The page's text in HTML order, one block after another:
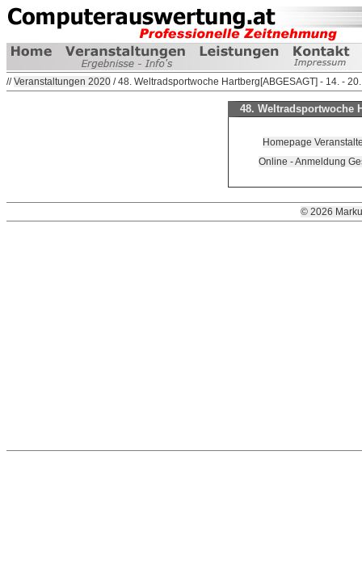
//Veranstaltungen 2020 / 48. Weltradsportwoche Hartberg[ABGESAGT] - 14. -
48. Weltradsportwoche
Homepage
Online - Anmeldung
© 2026